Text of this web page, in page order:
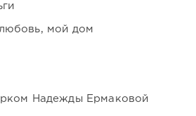
мой дом
Надежды Ермаковой